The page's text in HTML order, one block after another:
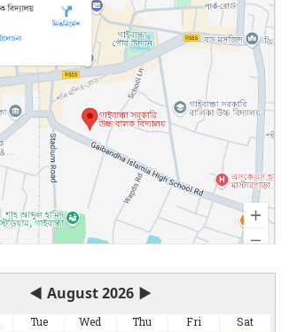
◀ August 2026 ▶
Tue Wed Thu Fri
Sat